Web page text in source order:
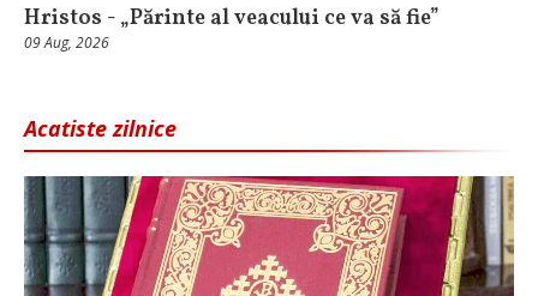
Hristos - „Părinte al veacului ce va să fie”
09 Aug, 2026
Acatiste zilnice